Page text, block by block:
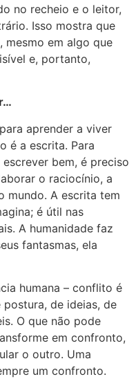
no recheio e o leitor,
Isso mostra que
mesmo em algo que
e, portanto,
aprender a viver
é a escrita. Para
bem, é preciso
o raciocínio, a
mundo. A escrita tem
é útil nas
A humanidade faz
fantasmas, ela
humana – conflito é
de ideias, de
O que não pode
em confronto,
o outro. Uma
um confronto.